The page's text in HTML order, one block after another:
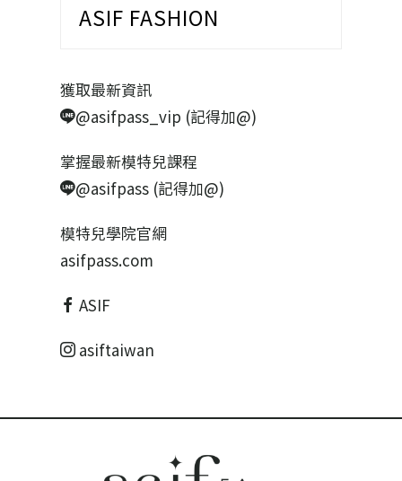
ASIF FASHION
獲取最新資訊
@asifpass_vip (記得加@)
掌握最新模特兒課程
@asifpass (記得加@)
模特兒學院官網
asifpass.com
ASIF
asiftaiwan